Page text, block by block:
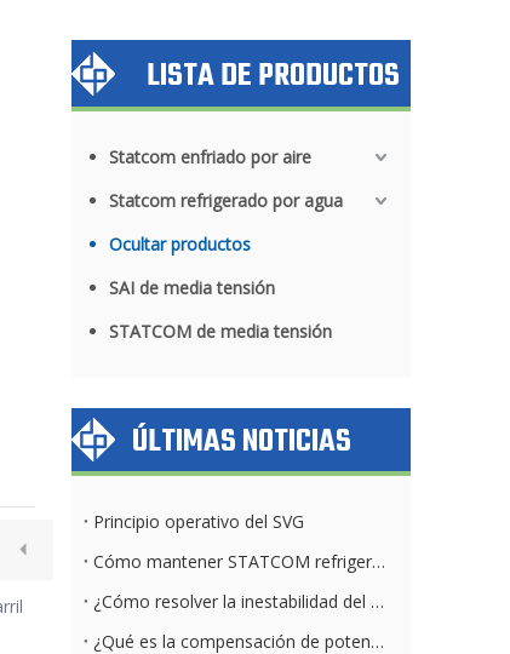
LISTA DE PRODUCTOS
Statcom enfriado por aire
Statcom refrigerado por agua
Ocultar productos
SAI de media tensión
STATCOM de media tensión
ÚLTIMAS NOTICIAS
Principio operativo del SVG
Cómo mantener STATCOM refrigerado por aire y por agua diariamente
¿Cómo resolver la inestabilidad del voltaje del parque solar?
¿Qué es la compensación de potencia reactiva?